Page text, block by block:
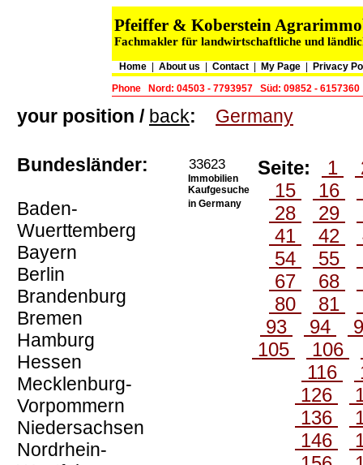
Pfeiffer & Koberstein
Fachmakler für landwirtschaftliche und
Home About us Contact My Page
Privacy
Phone
Nord: 04503 - 7793957 Süd: 09852 - 6157360
your position / back: Germany
Bundesländer:
Baden-
Wuerttemberg
Bayern
Berlin
Brandenburg
Bremen
Hamburg
Hessen
Mecklenburg-
Vorpommern
Niedersachsen
Nordrhein-
33623
Immobilien
Kaufgesuche
in Germany
Seite: 1
15
16
28
29
41
42
54
55
67
68
80
81
93
94
105
106
116
126
136
146